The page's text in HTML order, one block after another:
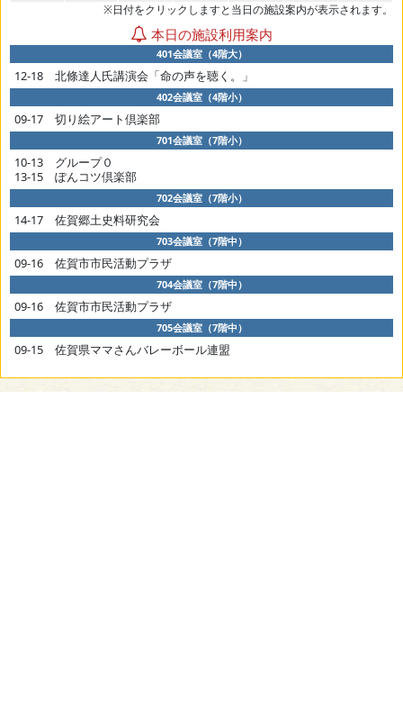
※日付をクリックしますと当日の施設案内が表示されます。
本日の施設利用案内
401会議室（4階大）
12-18 北條達人氏講演会「命の声を聴く。」
402会議室（4階小）
09-17 切り絵アート倶楽部
701会議室（7階小）
10-13 グループ０
13-15 ぽんコツ倶楽部
702会議室（7階小）
14-17 佐賀郷土史料研究会
703会議室（7階中）
09-16 佐賀市市民活動プラザ
704会議室（7階中）
09-16 佐賀市市民活動プラザ
705会議室（7階中）
09-15 佐賀県ママさんバレーボール連盟